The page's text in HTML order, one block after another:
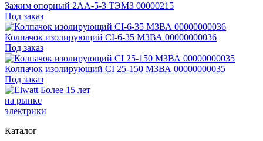
Зажим опорный 2АА-5-3 ТЭМЗ 00000215
Под заказ
Колпачок изолирующий CI-6-35 МЗВА 00000000036
Под заказ
Колпачок изолирующий CI 25-150 МЗВА 00000000035
Под заказ
Более 15 лет
на рынке
электрики
Каталог